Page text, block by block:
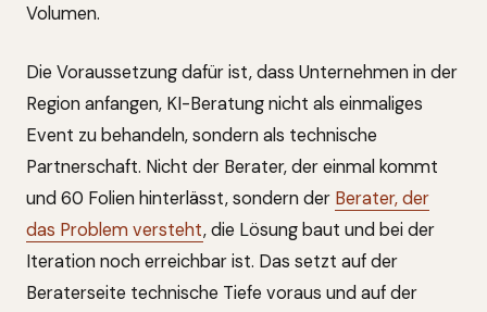
Volumen.
Die Voraussetzung dafür ist, dass Unternehmen in der
Region anfangen, KI-Beratung nicht als einmaliges
Event zu behandeln, sondern als technische
Partnerschaft. Nicht der Berater, der einmal kommt
und 60 Folien hinterlässt, sondern der Berater, der
das Problem versteht, die Lösung baut und bei der
Iteration noch erreichbar ist. Das setzt auf der
Beraterseite technische Tiefe voraus und auf der